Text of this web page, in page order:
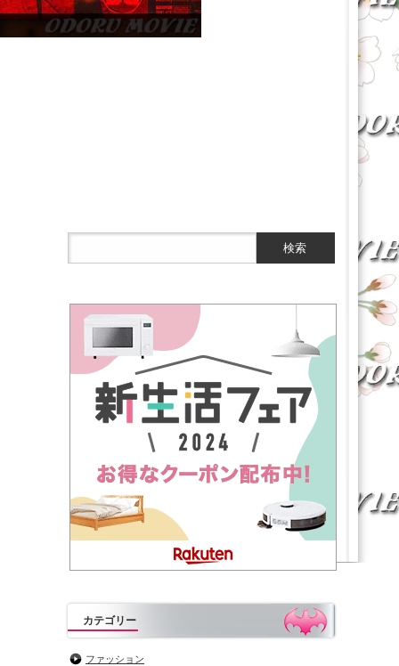
カテゴリー
ファッション